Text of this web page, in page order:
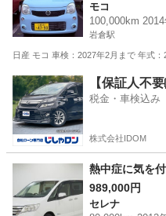
モコ
100,000km
岩倉駅
日産 モコ 車検：2027年2月まで 年式
愛知 岩倉市 岩倉駅 モコ
【保証人不
税金・車検込み
株式会社IDOM
熱中症に気を
989,000円
セレナ